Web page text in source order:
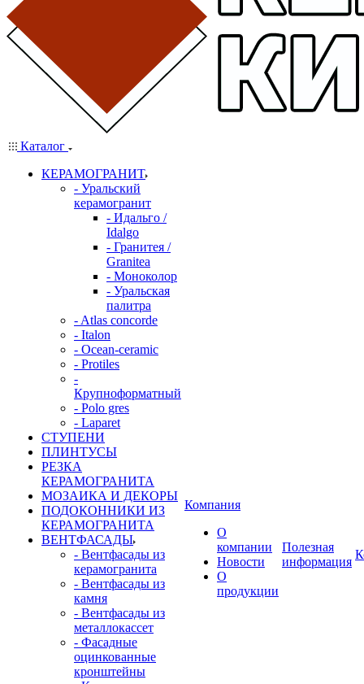
Каталог
КЕРАМОГРАНИТ
- Уральский
керамогранит
- Идальго /
Idalgo
- Гранитея /
Granitea
- Моноколор
- Уральская
палитра
- Atlas concorde
- Italon
- Ocean-ceramic
- Protiles
-
Крупноформатный
- Polo gres
- Laparet
СТУПЕНИ
ПЛИНТУСЫ
РЕЗКА
КЕРАМОГРАНИТА
МОЗАИКА И ДЕКОРЫ
ПОДОКОННИКИ ИЗ
КЕРАМОГРАНИТА
ВЕНТФАСАДЫ
- Вентфасады из
керамогранита
- Вентфасады из
камня
- Вентфасады из
металлокассет
- Фасадные
оцинкованные
кронштейны
Компания
О
компании
Новости
О
продукции
Полезная
информация